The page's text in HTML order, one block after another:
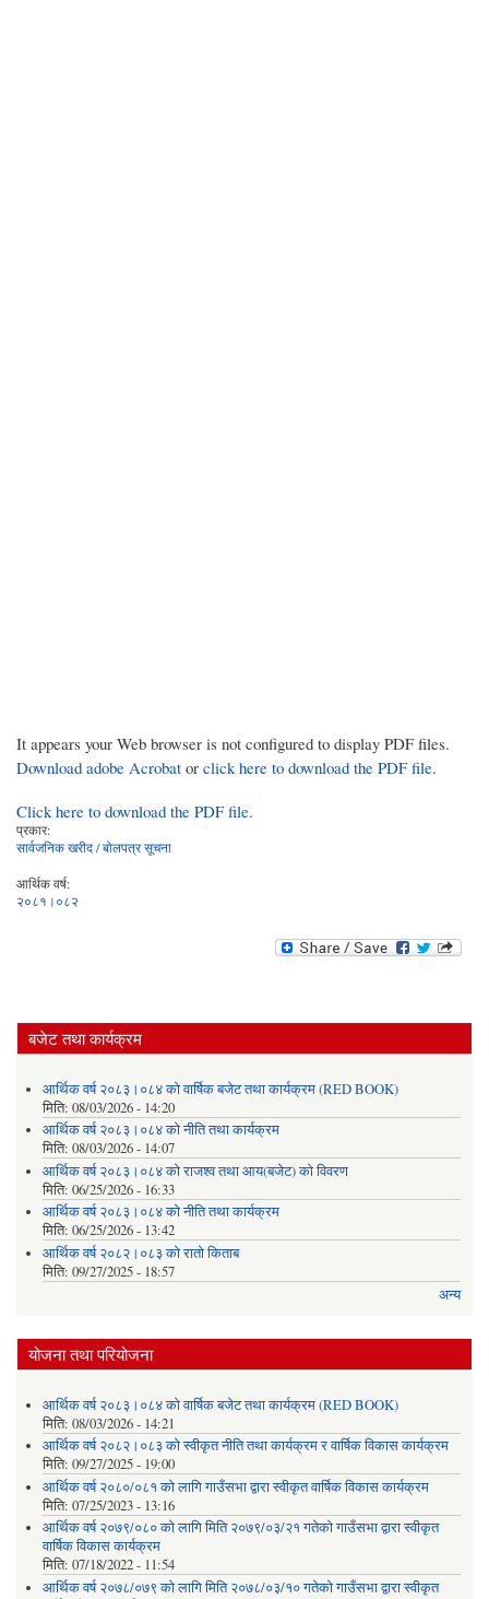
It appears your Web browser is not configured to display PDF files.
Download adobe Acrobat or click here to download the PDF file.
Click here to download the PDF file.
प्रकार:
सार्वजनिक खरीद / बोलपत्र सूचना
आर्थिक वर्ष:
२०८१।०८२
बजेट तथा कार्यक्रम
आर्थिक वर्ष २०८३।०८४ को वार्षिक बजेट तथा कार्यक्रम (RED BOOK)
मिति: 08/03/2026 - 14:20
आर्थिक वर्ष २०८३।०८४ को नीति तथा कार्यक्रम
मिति: 08/03/2026 - 14:07
आर्थिक वर्ष २०८३।०८४ को राजश्व तथा आय(बजेट) को विवरण
मिति: 06/25/2026 - 16:33
आर्थिक वर्ष २०८३।०८४ को नीति तथा कार्यक्रम
मिति: 06/25/2026 - 13:42
आर्थिक वर्ष २०८२।०८३ को रातो किताब
मिति: 09/27/2025 - 18:57
अन्य
योजना तथा परियोजना
आर्थिक वर्ष २०८३।०८४ को वार्षिक बजेट तथा कार्यक्रम (RED BOOK)
मिति: 08/03/2026 - 14:21
आर्थिक वर्ष २०८२।०८३ को स्वीकृत नीति तथा कार्यक्रम र वार्षिक विकास कार्यक्रम
मिति: 09/27/2025 - 19:00
आर्थिक वर्ष २०८०/०८१ को लागि गाउँसभा द्वारा स्वीकृत वार्षिक विकास कार्यक्रम
मिति: 07/25/2023 - 13:16
आर्थिक वर्ष २०७९/०८० को लागि मिति २०७९/०३/२१ गतेको गाउँसभा द्वारा स्वीकृत
वार्षिक विकास कार्यक्रम
मिति: 07/18/2022 - 11:54
आर्थिक वर्ष २०७८/०७९ को लागि मिति २०७८/०३/१० गतेको गाउँसभा द्वारा स्वीकृत